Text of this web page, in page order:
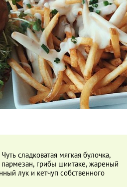
сладковатая мягкая булочка,
грибы шиитаке, жареный
лук и кетчуп собственного